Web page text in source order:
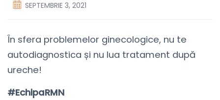
SEPTEMBRIE 3, 2021
În sfera problemelor ginecologice, nu te
autodiagnostica și nu lua tratament după
ureche!
#EchipaRMN